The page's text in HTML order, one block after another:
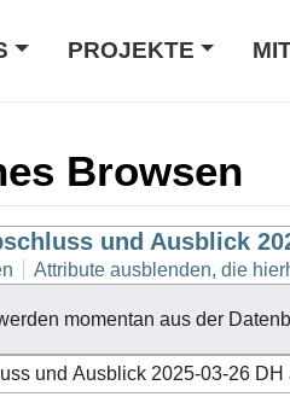
PROJEKTE
Browsen
und Ausblick
Attribute ausblenden, die
momentan aus der